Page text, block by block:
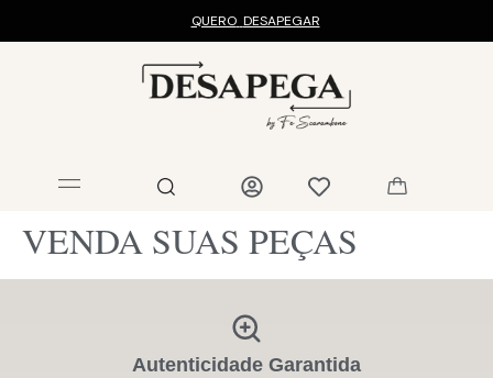
QUERO DESAPEGAR
VENDA SUAS PEÇAS
Autenticidade Garantida